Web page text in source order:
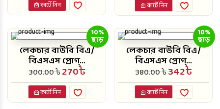
কার্টে নিন কার্টে নিন
10%
ছাড়
লেকচার বাউবি বিএ/
বিএসএস প্রোগ্...
300.00 ৳270৳
কার্টে নিন
10%
ছাড়
লেকচার বাউবি বিএ/
বিএসএস প্রোগ্...
380.00 ৳342৳
কার্টে নিন